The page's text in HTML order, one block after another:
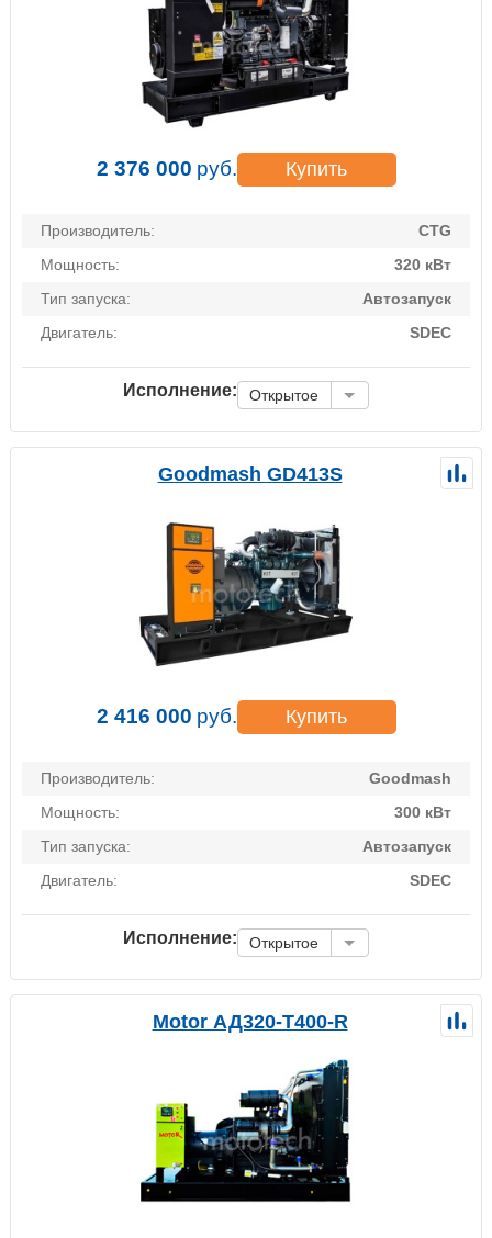
2 376 000 руб. Купить
Производитель:
CTG
Мощность:
320 кВт
Тип запуска:
Автозапуск
Двигатель:
SDEC
Исполнение: Открытое
Goodmash GD413S
2 416 000 руб. Купить
Производитель:
Goodmash
Мощность:
300 кВт
Тип запуска:
Автозапуск
Двигатель:
SDEC
Исполнение: Открытое
Motor АД320-Т400-R